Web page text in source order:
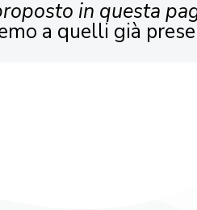
in questa
a quelli già